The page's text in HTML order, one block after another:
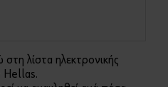
λίστα ηλεκτρονικής
Hellas.